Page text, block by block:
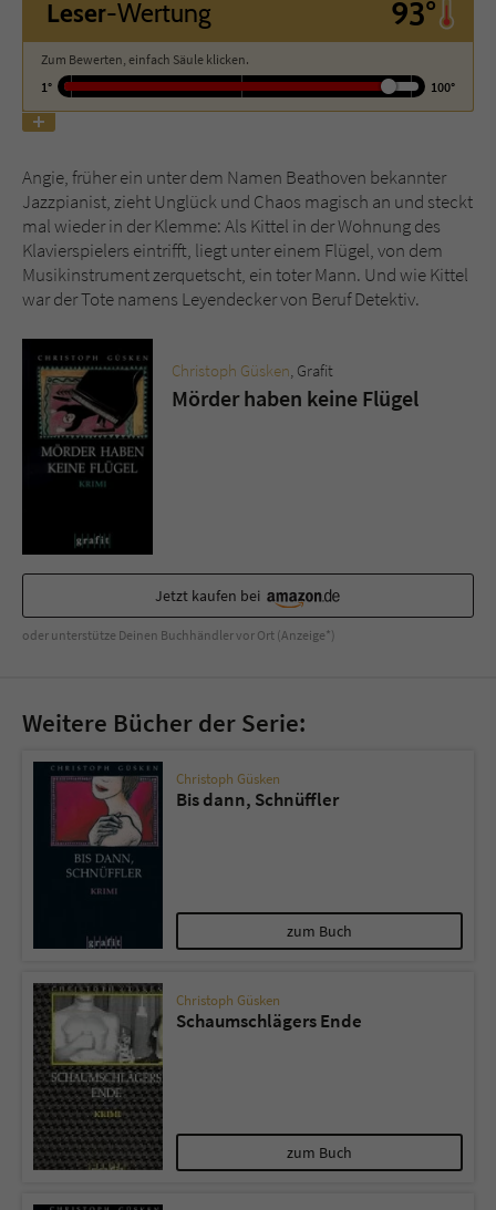
Leser-Wertung 93°
Zum Bewerten, einfach Säule klicken.
1°
100°
Angie, früher ein unter dem Namen Beathoven bekannter
Jazzpianist, zieht Unglück und Chaos magisch an und steckt
mal wieder in der Klemme: Als Kittel in der Wohnung des
Klavierspielers eintrifft, liegt unter einem Flügel, von dem
Musikinstrument zerquetscht, ein toter Mann. Und wie Kittel
war der Tote namens Leyendecker von Beruf Detektiv.
Christoph Güsken, Grafit
Mörder haben keine Flügel
Jetzt kaufen bei
oder unterstütze Deinen Buchhändler vor Ort (Anzeige*)
Weitere Bücher der Serie:
Christoph Güsken
Bis dann, Schnüffler
zum Buch
Christoph Güsken
Schaumschlägers Ende
zum Buch
Name tx_pwcomments_ahash
Anbieter Literatur-Couch Medien GmbH & Co. KG
Zweck Cookie für Kommentare einzelner Buchtitel
Name fe_typo_user
Laufzeit Session
Zweck